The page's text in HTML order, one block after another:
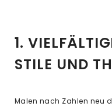
1.
STILE UND
Malen nach Zahlen neu